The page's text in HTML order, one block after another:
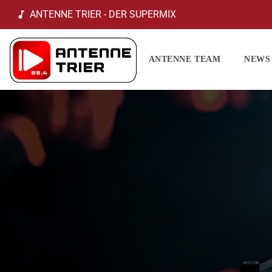
music_note ANTENNE TRIER - DER SUPERMIX
ANTENNE TEAM NEWS